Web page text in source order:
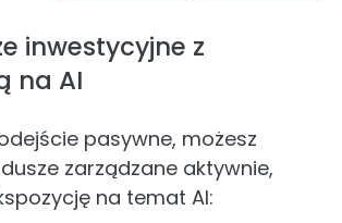
inwestycyjne z
na AI
pasywne, możesz
zarządzane aktywnie,
na temat AI: